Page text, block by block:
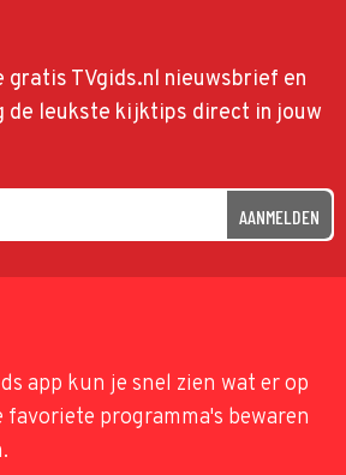
gratis TVgids.nl nieuwsbrief en
de leukste kijktips direct in jouw
AANMELDEN
app kun je snel zien wat er op
favoriete programma's bewaren